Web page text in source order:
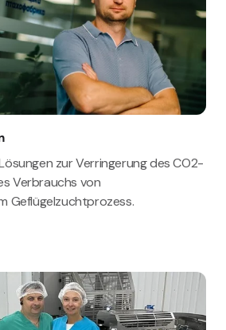
zur Verringerung des CO2-
Verbrauchs von
Geflügelzuchtprozess.